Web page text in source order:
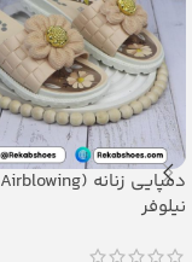
نیلوفر